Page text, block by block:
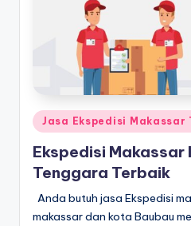
Posted
in
Jasa Ekspedisi Makassar
Ekspedisi Makassar
Tenggara Terbaik
Anda butuh jasa Ekspedisi
makassar dan kota Baubau